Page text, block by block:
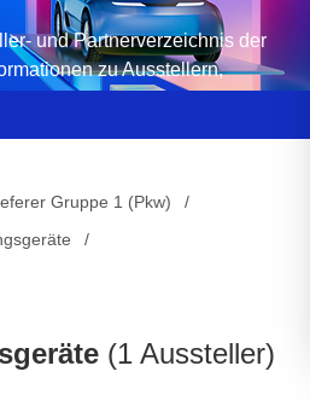
und Partnerverzeichnis der
zu Ausstellern,
Gruppe 1 (Pkw)
(1 Aussteller)